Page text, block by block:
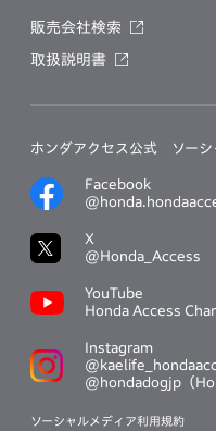
販売会社検索
取扱説明書
ホンダアクセス公式 ソー
Facebook
X
@Honda_Access
YouTube
Honda Access
Instagram
@hondadogjp（
ソーシャルメディア利用規約